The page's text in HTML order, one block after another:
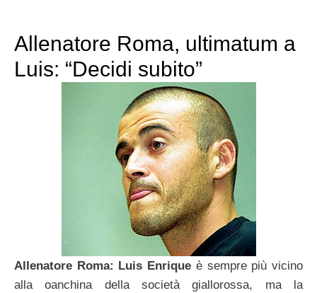
Allenatore Roma, ultimatum a
Luis: “Decidi subito”
Allenatore Roma: Luis Enrique è sempre più vicino
alla oanchina della società giallorossa, ma la